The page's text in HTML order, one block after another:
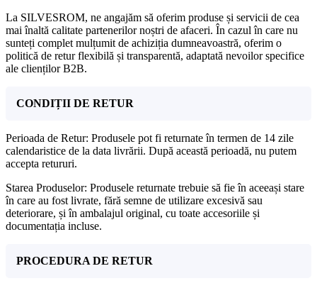
La SILVESROM, ne angajăm să oferim produse și servicii de cea
mai înaltă calitate partenerilor noștri de afaceri. În cazul în care nu
sunteți complet mulțumit de achiziția dumneavoastră, oferim o
politică de retur flexibilă și transparentă, adaptată nevoilor specifice
ale clienților B2B.
CONDIȚII DE RETUR
Perioada de Retur: Produsele pot fi returnate în termen de 14 zile
calendaristice de la data livrării. După această perioadă, nu putem
accepta retururi.
Starea Produselor: Produsele returnate trebuie să fie în aceeași stare
în care au fost livrate, fără semne de utilizare excesivă sau
deteriorare, și în ambalajul original, cu toate accesoriile și
documentația incluse.
PROCEDURA DE RETUR